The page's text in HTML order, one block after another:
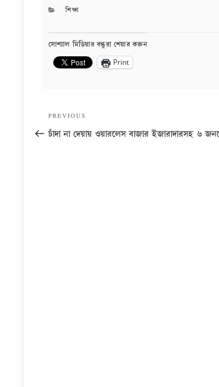
CATEGORIES
শিক্ষা
সোশ্যাল মিডিয়ার বন্ধুরা শেয়ার করুন
Print
navigation
Previous
Post
PREVIOUS
চাঁদা না দেয়ায় ওয়ারলেস বাজার ইজারাদারসহ ৬